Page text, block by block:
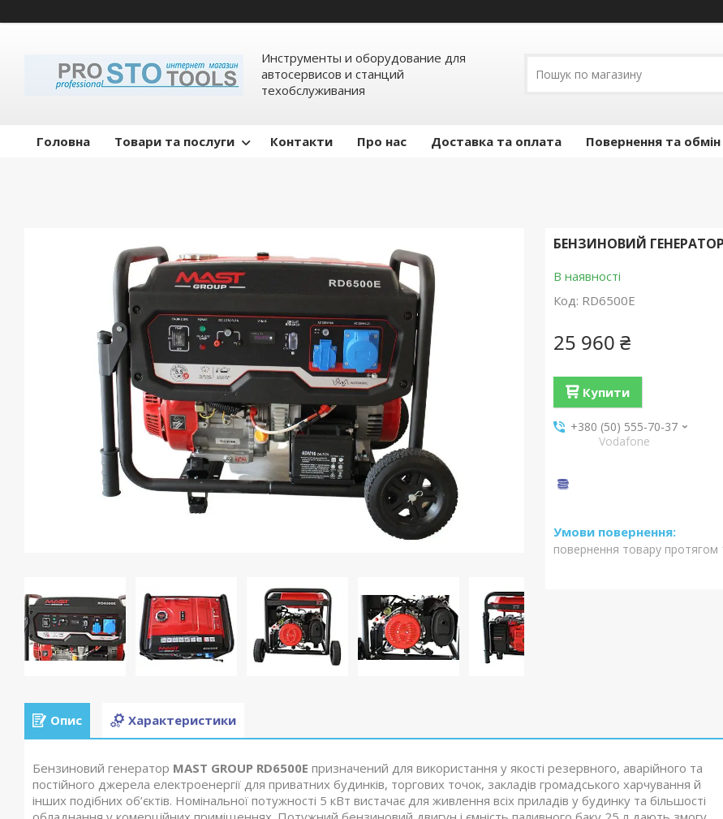
Инструменты и оборудование для
автосервисов и станций
техобслуживания
Головна Товари та послуги Контакти Про нас Доставка та оплата Повернення та обмін
БЕНЗИНОВИЙ ГЕНЕРАТОР
В наявності
Код: RD6500E
25 960 ₴
Купити
+380 (50) 555-70-37
Vodafone
повернення товару протягом
Опис Характеристики
Бензиновий генератор MAST GROUP RD6500E призначений для використання у якості резервного, аварійного та
постійного джерела електроенергії для приватних будинків, торгових точок, закладів громадського харчування й
інших подібних об’єктів. Номінальної потужності 5 кВт вистачає для живлення всіх приладів у будинку та більшості